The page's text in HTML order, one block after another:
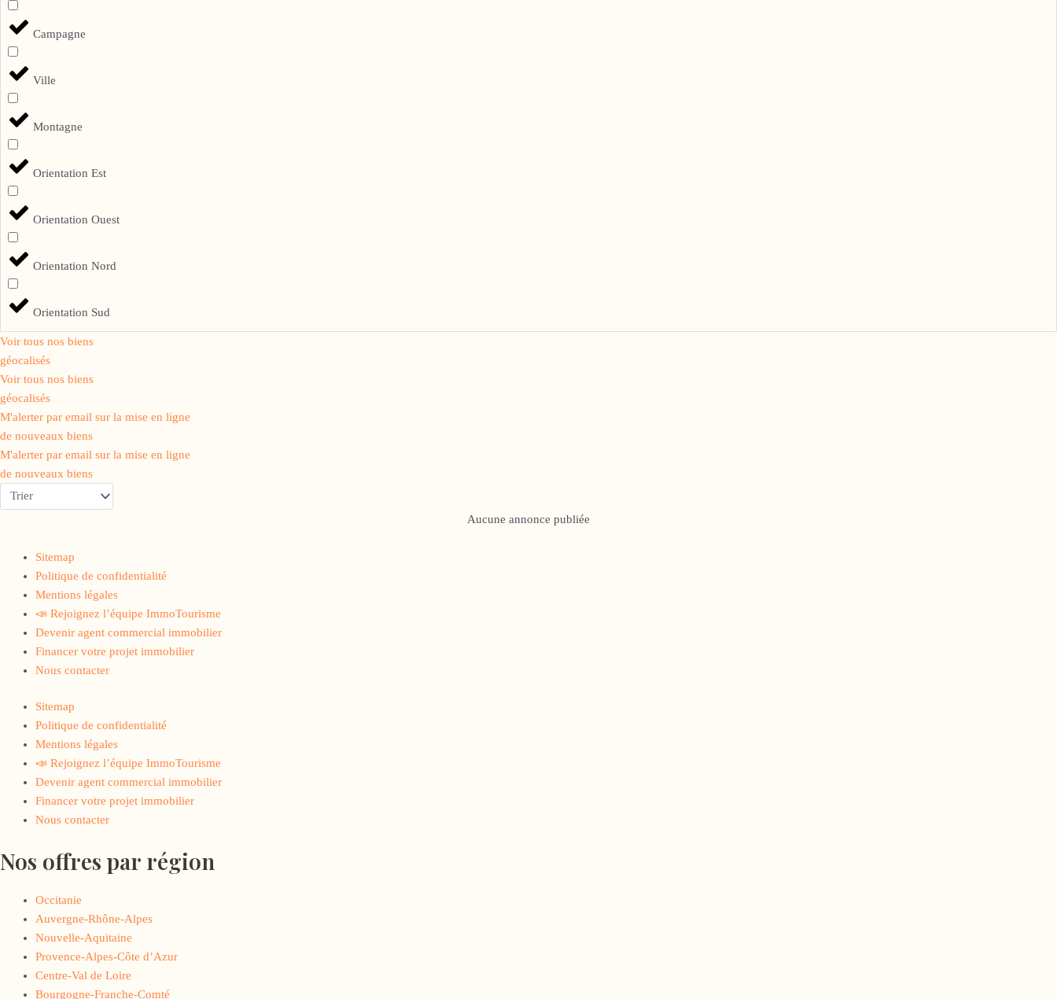
Campagne
Ville
Montagne
Orientation Est
Orientation Ouest
Orientation Nord
Orientation Sud
Voir tous nos biens
géocalisés
Voir tous nos biens
géocalisés
M'alerter par email sur la mise en ligne
de nouveaux biens
M'alerter par email sur la mise en ligne
de nouveaux biens
Aucune annonce publiée
Sitemap
Politique de confidentialité
Mentions légales
📣 Rejoignez l’équipe ImmoTourisme
Devenir agent commercial immobilier
Financer votre projet immobilier
Nous contacter
Sitemap
Politique de confidentialité
Mentions légales
📣 Rejoignez l’équipe ImmoTourisme
Devenir agent commercial immobilier
Financer votre projet immobilier
Nous contacter
Nos offres par région
Occitanie
Auvergne-Rhône-Alpes
Nouvelle-Aquitaine
Provence-Alpes-Côte d’Azur
Centre-Val de Loire
Bourgogne-Franche-Comté